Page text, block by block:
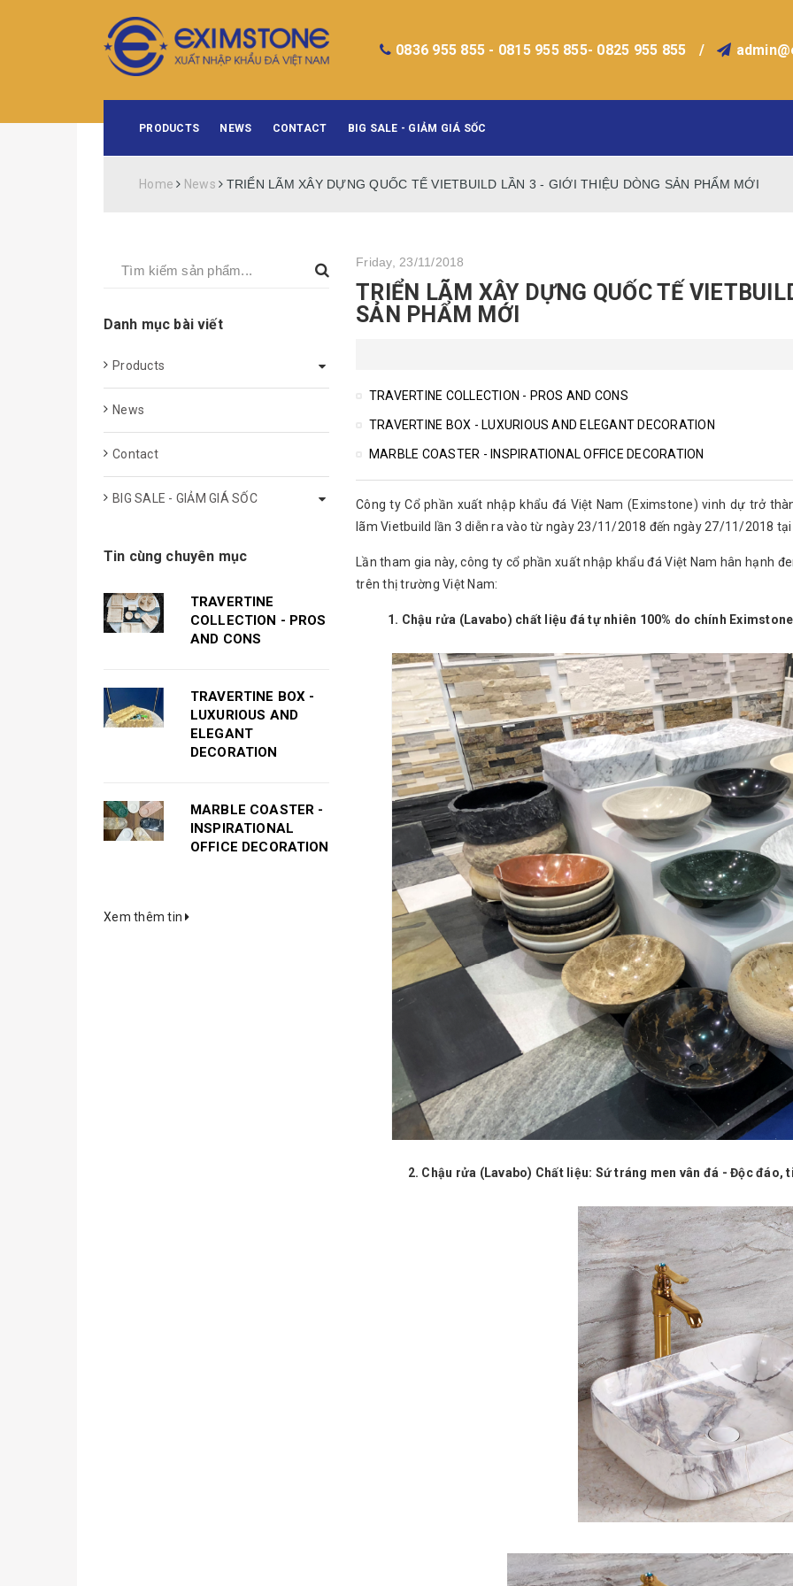
0836 955 855 - 0815 955 855- 0825 955 855 /
PRODUCTS NEWS CONTACT BIG SALE - GIẢM GIÁ SỐC
Home News TRIỂN LÃM XÂY DỰNG QUỐC TẾ VIETBUILD LẦN 3 - GIỚI THIỆU DÒNG SẢN PHẨM MỚI
Friday, 23/11/2018
TRIỂN LÃM XÂY DỰNG QUỐC TẾ
SẢN PHẨM MỚI
TRAVERTINE COLLECTION - PROS AND CONS
TRAVERTINE BOX - LUXURIOUS AND ELEGANT DECORATION
MARBLE COASTER - INSPIRATIONAL OFFICE DECORATION
Công ty Cổ phần xuất nhập khẩu đá Việt Nam (Eximstone) vinh dự trở
lãm Vietbuild lần 3 diễn ra vào từ ngày 23/11/2018 đến ngày 27/11/2018 tại
Lần tham gia này, công ty cổ phần xuất nhập khẩu đá Việt Nam hân hạnh
trên thị trường Việt Nam:
1. Chậu rửa (Lavabo) chất liệu đá tự nhiên 100% do chính
2. Chậu rửa (Lavabo) Chất liệu: Sứ tráng men vân đá - Độc đáo,
Danh mục bài viết
Products
News
Contact
BIG SALE - GIẢM GIÁ SỐC
Tin cùng chuyên mục
TRAVERTINE
COLLECTION - PROS
AND CONS
TRAVERTINE BOX -
LUXURIOUS AND
ELEGANT
DECORATION
MARBLE COASTER -
INSPIRATIONAL
OFFICE DECORATION
Xem thêm tin